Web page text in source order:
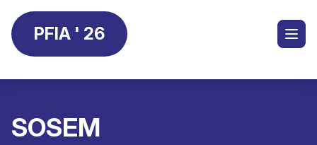
PFIA ' 26
SOSEM